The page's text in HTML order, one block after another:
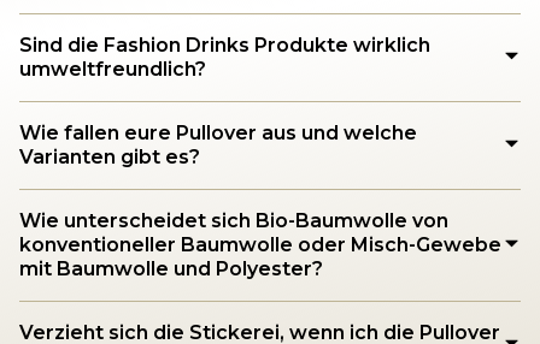
Sind die Fashion Drinks Produkte wirklich
umweltfreundlich?
Wie fallen eure Pullover aus und welche
Varianten gibt es?
Wie unterscheidet sich Bio-Baumwolle von
konventioneller Baumwolle oder Misch-Gewebe
mit Baumwolle und Polyester?
Verzieht sich die Stickerei, wenn ich die Pullover